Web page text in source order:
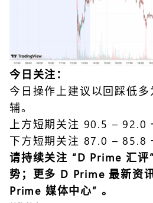
今日关注：
今日操作上建议以回踩低
辅。
上方短期关注 90.5 – 92.0
下方短期关注 87.0 – 85.8
请持续关注 “D Prime 汇评
势；更多 D Prime 最新资
Prime 媒体中心” 。